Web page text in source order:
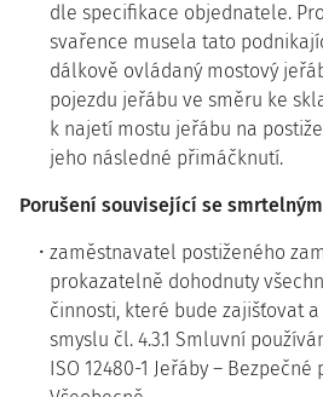
dle specifikace objednatele.
svařence musela tato
dálkově ovládaný mostový
pojezdu jeřábu ve směru ke
k najetí mostu jeřábu na
jeho následné přimáčknutí.
Porušení související se
zaměstnavatel postiženého
prokazatelně dohodnuty
činnosti, které bude zajišťovat
smyslu čl. 4.3.1 Smluvní
ISO 12480-1 Jeřáby – Bezpečné